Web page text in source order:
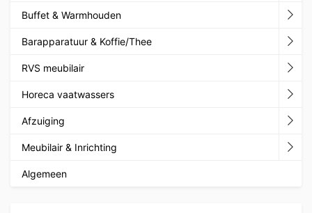
Buffet & Warmhouden
Barapparatuur & Koffie/Thee
RVS meubilair
Horeca vaatwassers
Afzuiging
Meubilair & Inrichting
Algemeen